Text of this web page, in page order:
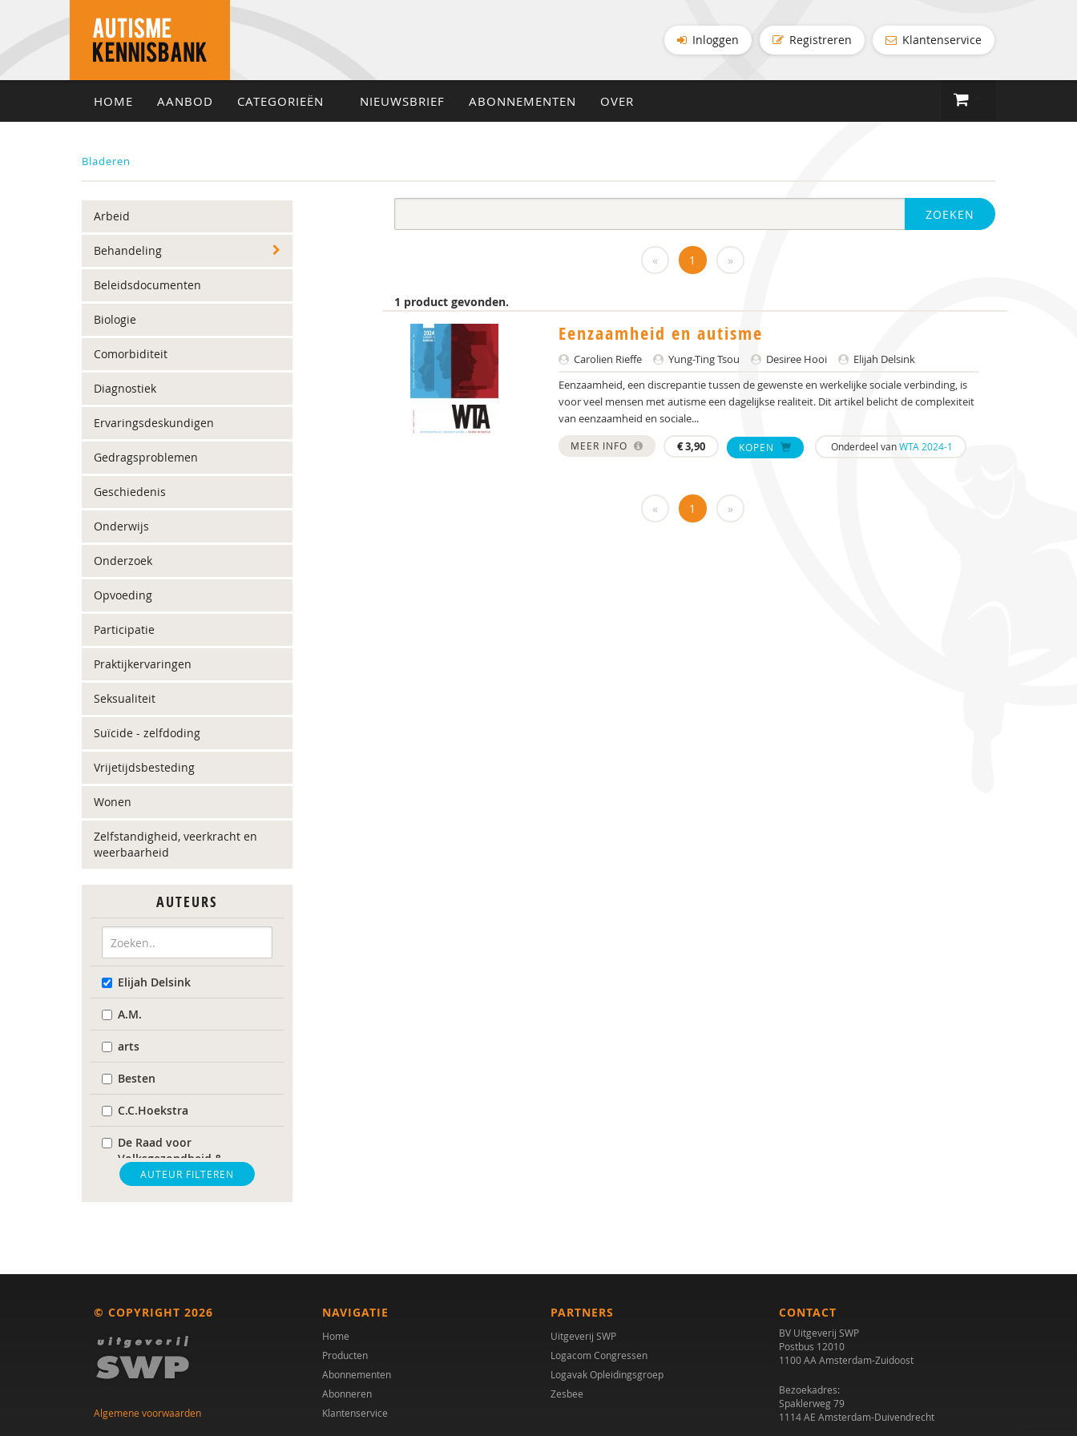
Inloggen Registreren Klantenservice
HOME AANBOD CATEGORIEËN NIEUWSBRIEF ABONNEMENTEN OVER
Bladeren
Arbeid
Behandeling
Beleidsdocumenten
Biologie
Comorbiditeit
Diagnostiek
Ervaringsdeskundigen
Gedragsproblemen
Geschiedenis
Onderwijs
Onderzoek
Opvoeding
Participatie
Praktijkervaringen
Seksualiteit
Suïcide - zelfdoding
Vrijetijdsbesteding
Wonen
Zelfstandigheid, veerkracht en
weerbaarheid
AUTEURS
Elijah Delsink
A.M.
arts
Besten
C.C.Hoekstra
De Raad voor
Volksgezondheid &
Samenleving
gz-psycholoog
huisarts
MD
MSc
AUTEUR FILTEREN
ZOEKEN
« 1 »
1 product gevonden.
Eenzaamheid en autisme
Carolien Rieffe Yung-Ting Tsou Desiree Hooi
Elijah Delsink
Eenzaamheid, een discrepantie tussen de gewenste en werkelijke sociale verbinding, is
voor veel mensen met autisme een dagelijkse realiteit. Dit artikel belicht de complexiteit
van eenzaamheid en sociale...
MEER INFO €3,90 KOPEN Onderdeel vanWTA 2024-1
« 1 »
© COPYRIGHT 2026
Algemene voorwaarden
NAVIGATIE
Home
Producten
Abonnementen
Abonneren
Klantenservice
PARTNERS
Uitgeverij SWP
Logacom Congressen
Logavak Opleidingsgroep
Zesbee
CONTACT
BV Uitgeverij SWP
Postbus 12010
1100 AA Amsterdam-Zuidoost
Bezoekadres:
Spaklerweg 79
1114 AE Amsterdam-Duivendrecht